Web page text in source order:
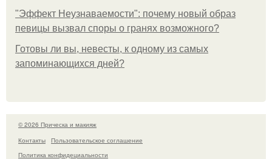
"Эффект Неузнаваемости": почему новый образ
певицы вызвал споры о гранях возможного?
Готовы ли вы, невесты, к одному из самых
запоминающихся дней?
© 2026 Прическа и макияж
Контакты
Пользовательское соглашение
Политика конфидециальности